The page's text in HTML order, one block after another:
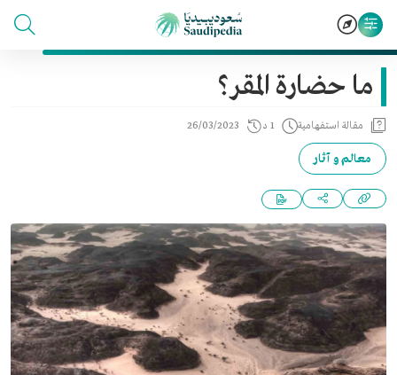
ما حضارة المقر؟
مقالة استفهامية 1 د 26/03/2023
معالم و آثار